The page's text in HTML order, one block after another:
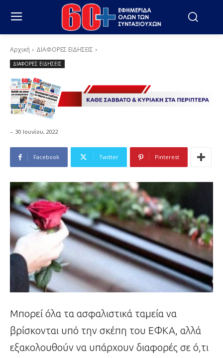
Αρχική ΔΙΑΦΟΡΕΣ ΕΙΔΗΣΕΙΣ
ΔΙΑΦΟΡΕΣ ΕΙΔΗΣΕΙΣ
- 30 Ιουνίου, 2022
Facebook Twitter Pinterest
Μπορεί όλα τα ασφαλιστικά ταμεία να
βρίσκονται υπό την σκέπη του ΕΦΚΑ, αλλά
εξακολουθούν να υπάρχουν διαφορές σε ό,τι